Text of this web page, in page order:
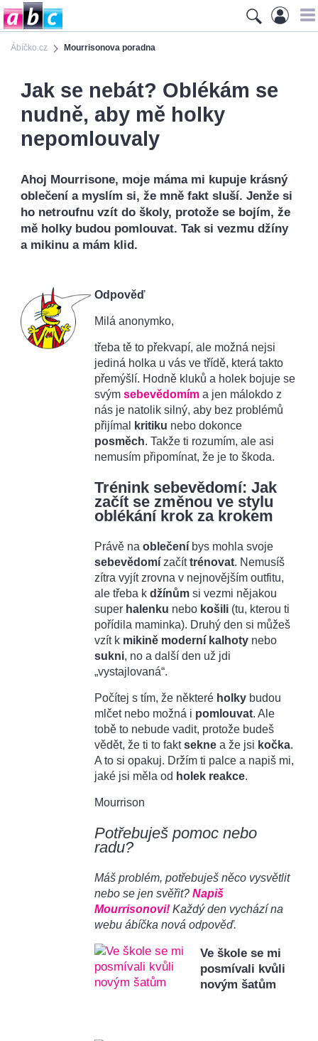
Ábíčko.cz Mourrisonova poradna
Jak se nebát? Oblékám se
nudně, aby mě holky
nepomlouvaly
Ahoj Mourrisone, moje máma mi kupuje krásný
oblečení a myslím si, že mně fakt sluší. Jenže si
ho netroufnu vzít do školy, protože se bojím, že
mě holky budou pomlouvat. Tak si vezmu džíny
a mikinu a mám klid.
Odpověď
Milá anonymko,
třeba tě to překvapí, ale možná nejsi
jediná holka u vás ve třídě, která takto
přemýšlí. Hodně kluků a holek bojuje se
svým sebevědomím a jen málokdo z
nás je natolik silný, aby bez problémů
přijímal
kritiku nebo dokonce
posměch. Takže ti rozumím, ale asi
nemusím připomínat, že je to škoda.
Trénink sebevědomí: Jak
začít se změnou ve stylu
oblékání krok za krokem
Právě na oblečení bys mohla svoje
sebevědomí začíttrénovat. Nemusíš
zítra vyjít zrovna v nejnovějším outfitu,
ale třeba k džínům si vezmi nějakou
super halenku nebo košili (tu, kterou ti
pořídila maminka). Druhý den si můžeš
vzít k mikině moderní kalhoty nebo
sukni, no a další den už jdi
„vystajlovaná“.
Počítej s tím, že některé holky budou
mlčet nebo možná i pomlouvat. Ale
tobě to nebude vadit, protože budeš
vědět, že ti to faktsekne a že jsi kočka.
A to si opakuj. Držím ti palce a napiš mi,
jaké jsi měla od holek reakce.
Mourrison
Potřebuješ pomoc nebo
radu?
Máš problém, potřebuješ něco vysvětlit
nebo se jen svěřit? Napiš
Mourrisonovi! Každý den vychází na
webu ábíčka nová odpověď.
Ve škole se mi
posmívali kvůli
novým šatům